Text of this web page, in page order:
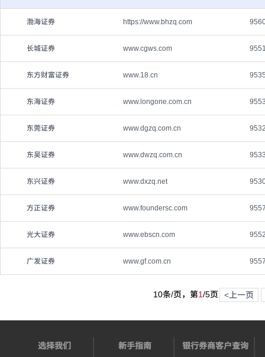
渤海证券 https://www.bhzq.com
长城证券 www.cgws.com
东方财富证券 www.18.cn
东海证券 www.longone.com.cn
东莞证券 www.dgzq.com.cn
东吴证券 www.dwzq.com.cn
东兴证券 www.dxzq.net
方正证券 www.foundersc.com
光大证券 www.ebscn.com
广发证券 www.gf.com.cn
10条/页，第1/5页 <上一页
选择我们 新手指南 银行券商客户查询